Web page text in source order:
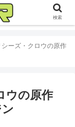
ーズ・クロウの原作
ウの原作
検索